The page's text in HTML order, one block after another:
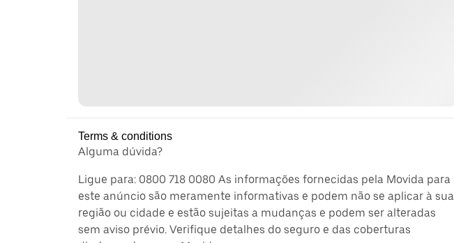
Terms & conditions
Alguma dúvida?
Ligue para: 0800 718 0080 As informações fornecidas pela Movida para
este anúncio são meramente informativas e podem não se aplicar à sua
região ou cidade e estão sujeitas a mudanças e podem ser alteradas
sem aviso prévio. Verifique detalhes do seguro e das coberturas